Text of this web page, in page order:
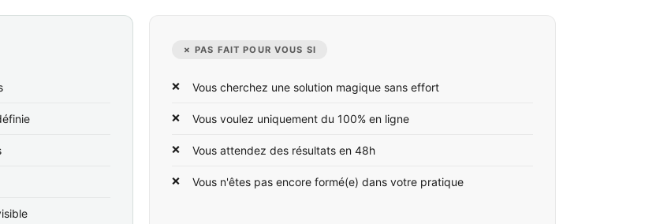
✗ PAS FAIT POUR VOUS SI
Vous cherchez une solution magique sans effort
Vous voulez uniquement du 100% en ligne
Vous attendez des résultats en 48h
Vous n'êtes pas encore formé(e) dans votre pratique